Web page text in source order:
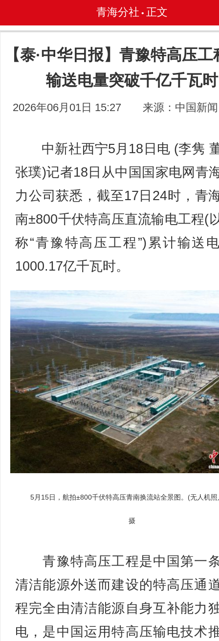
青海分社 • 正文
【泰·中华日报】青豫特高压
输送电量突破千亿千瓦时
2026年06月01日 15:27 来源：中国新
中新社西宁5月18日电 (李隽
张璞)记者18日从中国国家电网青
力公司获悉，截至17日24时，青
南±800千伏特高压直流输电工程(
称“青豫特高压工程”)累计输送
1000.17亿千瓦时。
5月15日，航拍±800千伏特高压青南换流站全景图。(无人机照
摄
青豫特高压工程是中国第一
清洁能源外送而建设的特高压通
程完全由清洁能源自身互补能力
电，是中国运用特高压输电技术